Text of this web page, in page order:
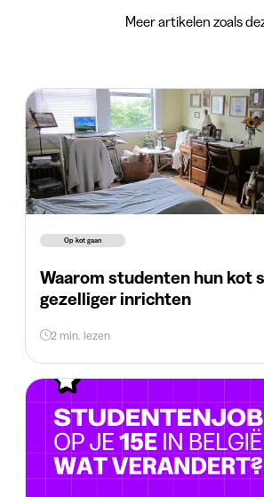
Meer artikelen zoals
Op kot gaan
Waarom studenten hun kot
gezelliger inrichten
2 min. lezen